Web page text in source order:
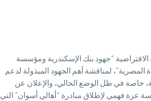
“جهود بنك الإسكندرية ومؤسسة
لمناقشة أهم الجهود المبذولة لدعم
خاصة في ظل الوضع الحالي، والإعلان عن
عزة فهمي لإطلاق مبادرة “أهالي أسوان” التي